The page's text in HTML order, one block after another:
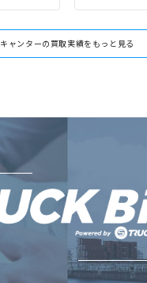
キャンターの買取実績をもっと見る